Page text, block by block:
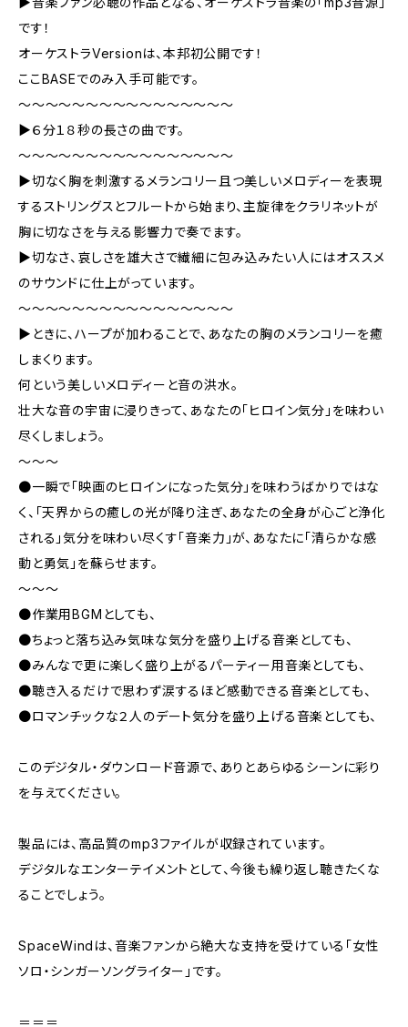
です！
オーケストラVersionは、本邦初公開です！
ここBASEでのみ入手可能です。
～～～～～～～～～～～～～～～～
▶６分１８秒の長さの曲です。
～～～～～～～～～～～～～～～～
▶切なく胸を刺激するメランコリー且つ美しいメロディーを表現
するストリングスとフルートから始まり、主旋律をクラリネットが
胸に切なさを与える影響力で奏でます。
▶切なさ、哀しさを雄大さで繊細に包み込みたい人にはオススメ
のサウンドに仕上がっています。
～～～～～～～～～～～～～～～～
▶ときに、ハープが加わることで、あなたの胸のメランコリーを癒
しまくります。
何という美しいメロディーと音の洪水。
壮大な音の宇宙に浸りきって、あなたの「ヒロイン気分」を味わい
尽くしましょう。
～～～
●一瞬で「映画のヒロインになった気分」を味わうばかりではな
く、「天界からの癒しの光が降り注ぎ、あなたの全身が心ごと浄化
される」気分を味わい尽くす「音楽力」が、あなたに「清らかな感
動と勇気」を蘇らせます。
～～～
●作業用BGMとしても、
●ちょっと落ち込み気味な気分を盛り上げる音楽としても、
●みんなで更に楽しく盛り上がるパーティー用音楽としても、
●聴き入るだけで思わず涙するほど感動できる音楽としても、
●ロマンチックな２人のデート気分を盛り上げる音楽としても、
このデジタル・ダウンロード音源で、ありとあらゆるシーンに彩り
を与えてください。
製品には、高品質のmp3ファイルが収録されています。
デジタルなエンターテイメントとして、今後も繰り返し聴きたくな
ることでしょう。
SpaceWindは、音楽ファンから絶大な支持を受けている「女性
ソロ・シンガーソングライター」です。
＝＝＝